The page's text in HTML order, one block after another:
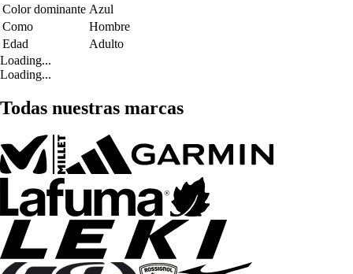
Color dominante Azul
Como
Hombre
Edad
Adulto
Loading...
Loading...
Todas nuestras marcas